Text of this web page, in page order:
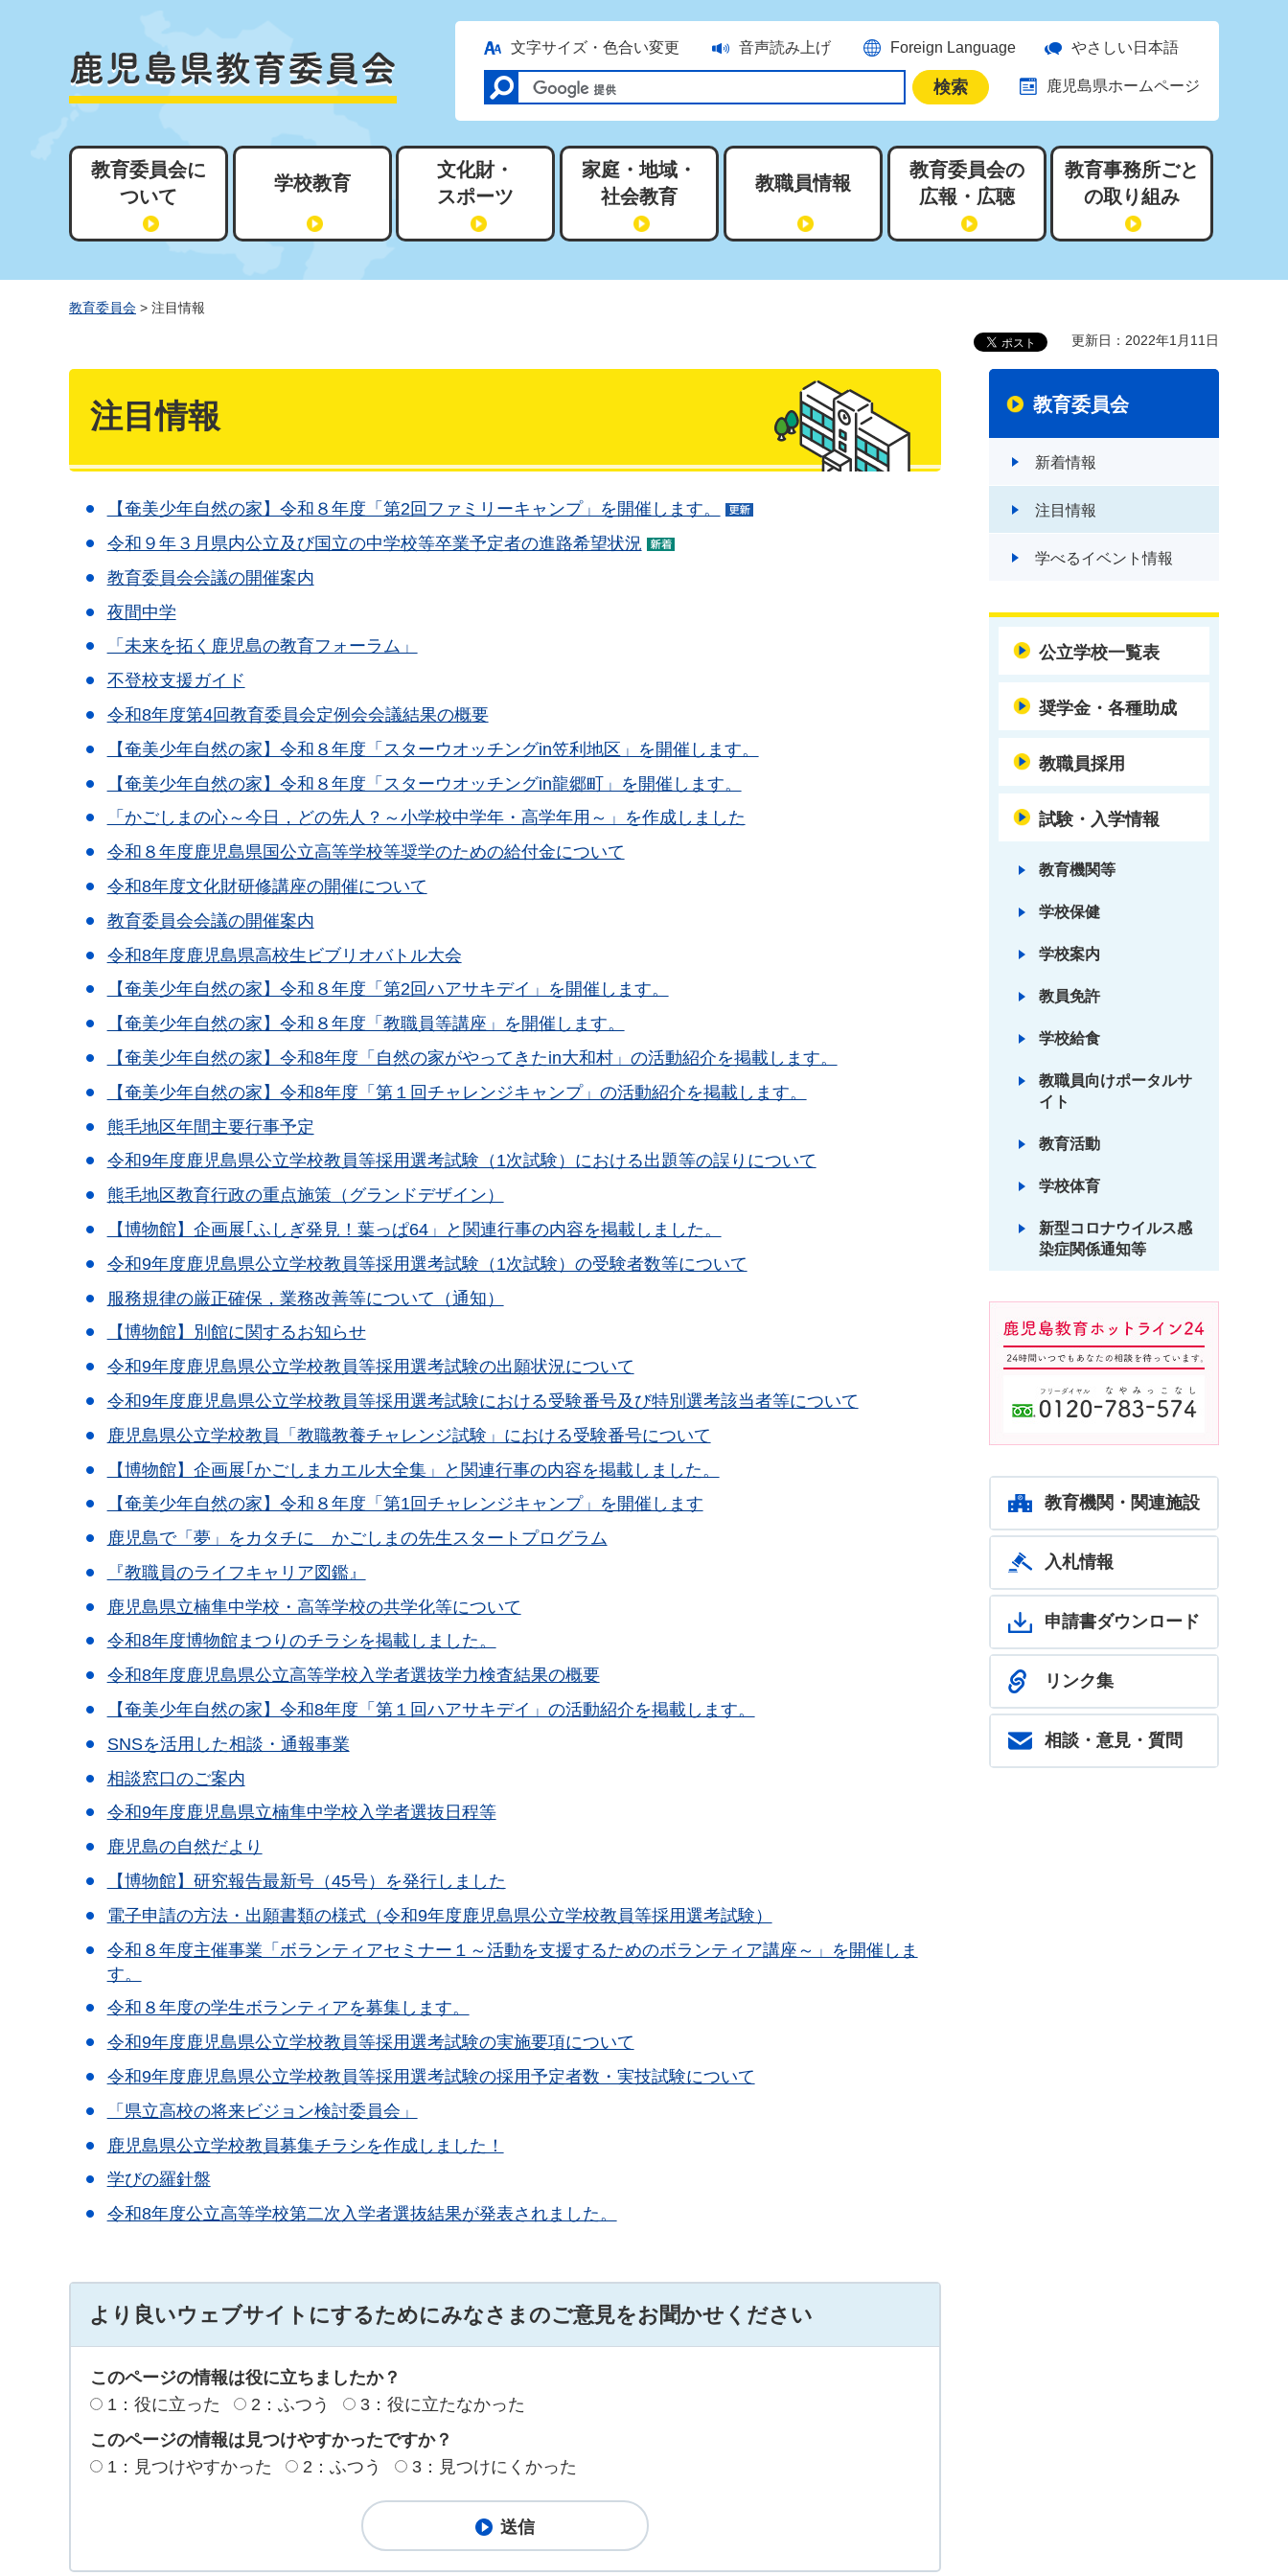
文字サイズ・色合い変更 音声読み上げ Foreign Language やさしい日本語
鹿児島県ホームページ
教育委員会に
ついて
学校教育
文化財・
スポーツ
家庭・地域・
社会教育
教職員情報
教育委員会の
広報・広聴
教育事務所ごと
の取り組み
教育委員会 > 注目情報
更新日：2022年1月11日
注目情報
【奄美少年自然の家】令和８年度「第2回ファミリーキャンプ」を開催します。
令和９年３月県内公立及び国立の中学校等卒業予定者の進路希望状況
教育委員会会議の開催案内
夜間中学
「未来を拓く鹿児島の教育フォーラム」
不登校支援ガイド
令和8年度第4回教育委員会定例会会議結果の概要
【奄美少年自然の家】令和８年度「スターウオッチングin笠利地区」を開催します。
【奄美少年自然の家】令和８年度「スターウオッチングin龍郷町」を開催します。
「かごしまの心～今日，どの先人？～小学校中学年・高学年用～」を作成しました
令和８年度鹿児島県国公立高等学校等奨学のための給付金について
令和8年度文化財研修講座の開催について
教育委員会会議の開催案内
令和8年度鹿児島県高校生ビブリオバトル大会
【奄美少年自然の家】令和８年度「第2回ハアサキデイ」を開催します。
【奄美少年自然の家】令和８年度「教職員等講座」を開催します。
【奄美少年自然の家】令和8年度「自然の家がやってきたin大和村」の活動紹介を掲載します。
【奄美少年自然の家】令和8年度「第１回チャレンジキャンプ」の活動紹介を掲載します。
熊毛地区年間主要行事予定
令和9年度鹿児島県公立学校教員等採用選考試験（1次試験）における出題等の誤りについて
熊毛地区教育行政の重点施策（グランドデザイン）
【博物館】企画展｢ふしぎ発見！葉っぱ64」と関連行事の内容を掲載しました。
令和9年度鹿児島県公立学校教員等採用選考試験（1次試験）の受験者数等について
服務規律の厳正確保，業務改善等について（通知）
【博物館】別館に関するお知らせ
令和9年度鹿児島県公立学校教員等採用選考試験の出願状況について
令和9年度鹿児島県公立学校教員等採用選考試験における受験番号及び特別選考該当者等について
鹿児島県公立学校教員「教職教養チャレンジ試験」における受験番号について
【博物館】企画展｢かごしまカエル大全集」と関連行事の内容を掲載しました。
【奄美少年自然の家】令和８年度「第1回チャレンジキャンプ」を開催します
鹿児島で「夢」をカタチに かごしまの先生スタートプログラム
『教職員のライフキャリア図鑑』
鹿児島県立楠隼中学校・高等学校の共学化等について
令和8年度博物館まつりのチラシを掲載しました。
令和8年度鹿児島県公立高等学校入学者選抜学力検査結果の概要
【奄美少年自然の家】令和8年度「第１回ハアサキデイ」の活動紹介を掲載します。
SNSを活用した相談・通報事業
相談窓口のご案内
令和9年度鹿児島県立楠隼中学校入学者選抜日程等
鹿児島の自然だより
【博物館】研究報告最新号（45号）を発行しました
電子申請の方法・出願書類の様式（令和9年度鹿児島県公立学校教員等採用選考試験）
令和８年度主催事業「ボランティアセミナー１～活動を支援するためのボランティア講座～」を開催しま
す。
令和８年度の学生ボランティアを募集します。
令和9年度鹿児島県公立学校教員等採用選考試験の実施要項について
令和9年度鹿児島県公立学校教員等採用選考試験の採用予定者数・実技試験について
「県立高校の将来ビジョン検討委員会」
鹿児島県公立学校教員募集チラシを作成しました！
学びの羅針盤
令和8年度公立高等学校第二次入学者選抜結果が発表されました。
より良いウェブサイトにするためにみなさまのご意見をお聞かせください
このページの情報は役に立ちましたか？
1：役に立った
2：ふつう
3：役に立たなかった
このページの情報は見つけやすかったですか？
1：見つけやすかった
2：ふつう 3：見つけにくかった
教育委員会
新着情報
注目情報
学べるイベント情報
公立学校一覧表
奨学金・各種助成
教職員採用
試験・入学情報
教育機関等
学校保健
学校案内
教員免許
学校給食
教職員向けポータルサ
イト
教育活動
学校体育
新型コロナウイルス感
染症関係通知等
鹿児島教育ホットライン24
24時間いつでもあなたの相談
を待っています。フリーダイ
ヤル：0120-783-574
教育機関・関連施設
入札情報
申請書ダウンロード
リンク集
相談・意見・質問